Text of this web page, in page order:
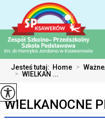
Jesteś tutaj: Home >
> WIELKAN ...
WIELKANOCNE